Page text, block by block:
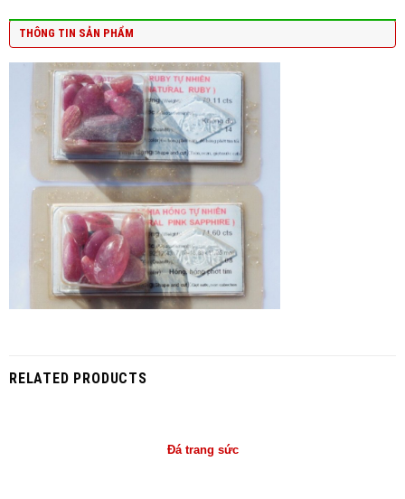
THÔNG TIN SẢN PHẨM
RELATED PRODUCTS
Đá trang sức